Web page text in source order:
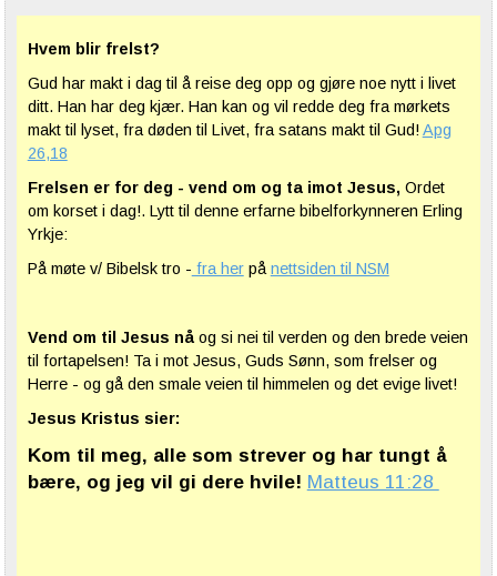
Hvem blir frelst?
Gud har makt i dag til å reise deg opp og gjøre noe nytt i livet
ditt. Han har deg kjær. Han kan og vil redde deg fra mørkets
makt til lyset, fra døden til Livet, fra satans makt til Gud! Apg
26,18
Frelsen er for deg - vend om og ta imot Jesus, Ordet
om korset i dag!. Lytt til denne erfarne bibelforkynneren Erling
Yrkje:
På møte v/ Bibelsk tro - fra herpånettsiden til NSM
Vend om til Jesus nåog si nei til verden og den brede veien
til fortapelsen! Ta i mot Jesus, Guds Sønn, som frelser og
Herre - og gå den smale veien til himmelen og det evige livet!
Jesus Kristus sier:
Kom til meg, alle som strever og har tungt å
bære, og jeg vil gi dere hvile! Matteus 11:28